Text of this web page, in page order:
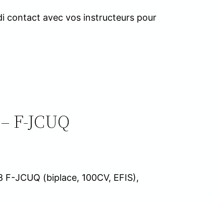
contact avec vos instructeurs pour
F-JCUQ
JCUQ (biplace, 100CV, EFIS),